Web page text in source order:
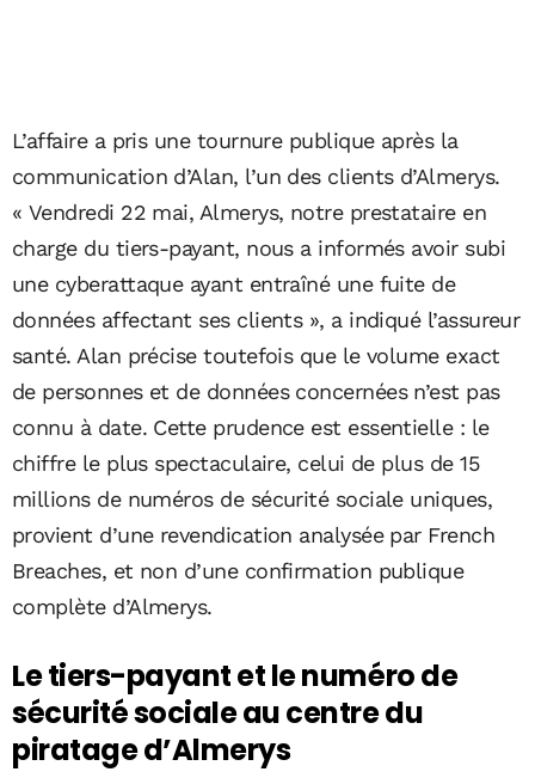
L’affaire a pris une tournure publique après la
communication d’Alan, l’un des clients d’Almerys.
« Vendredi 22 mai, Almerys, notre prestataire en
charge du tiers-payant, nous a informés avoir subi
une cyberattaque ayant entraîné une fuite de
données affectant ses clients », a indiqué l’assureur
santé. Alan précise toutefois que le volume exact
de personnes et de données concernées n’est pas
connu à date. Cette prudence est essentielle : le
chiffre le plus spectaculaire, celui de plus de 15
millions de numéros de sécurité sociale uniques,
provient d’une revendication analysée par French
Breaches, et non d’une confirmation publique
complète d’Almerys.
Le tiers-payant et le numéro de
sécurité sociale au centre du
piratage d’Almerys